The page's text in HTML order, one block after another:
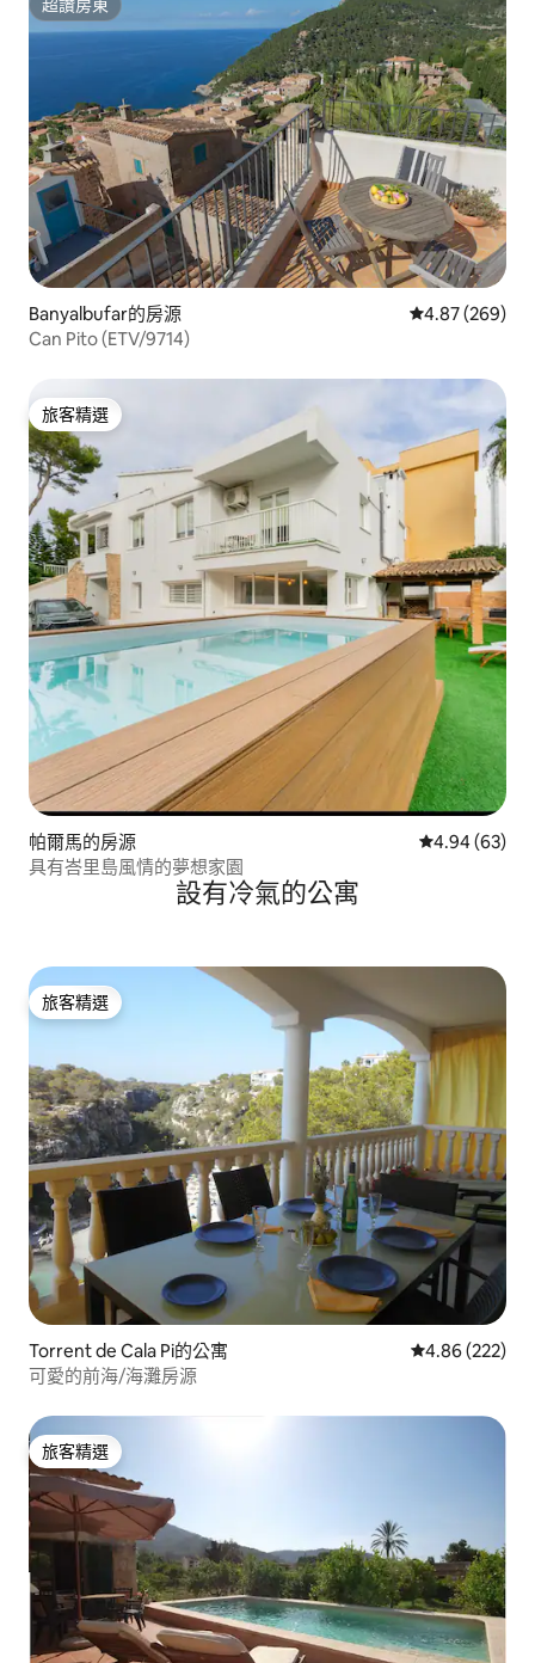
超讚房東
超讚房東
Banyalbufar的房源 從 269 則評價
4.87 (269)
Can Pito (ETV/9714)
旅客精選
旅客精選
帕爾馬的房源 從 63 則評價
4.94 (63)
具有峇里島風情的夢想家園
設有冷氣的公寓
旅客精選
旅客精選
Torrent de Cala Pi的公寓 從 222 則評價
4.86 (222)
可愛的前海/海灘房源
旅客精選
旅客精選